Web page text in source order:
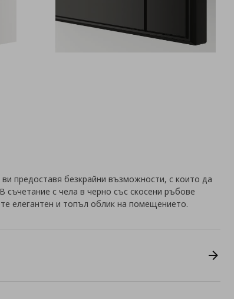
ви предоставя безкрайни възможности, с които да
съчетание с чела в черно със скосени ръбове
елегантен и топъл облик на помещението.